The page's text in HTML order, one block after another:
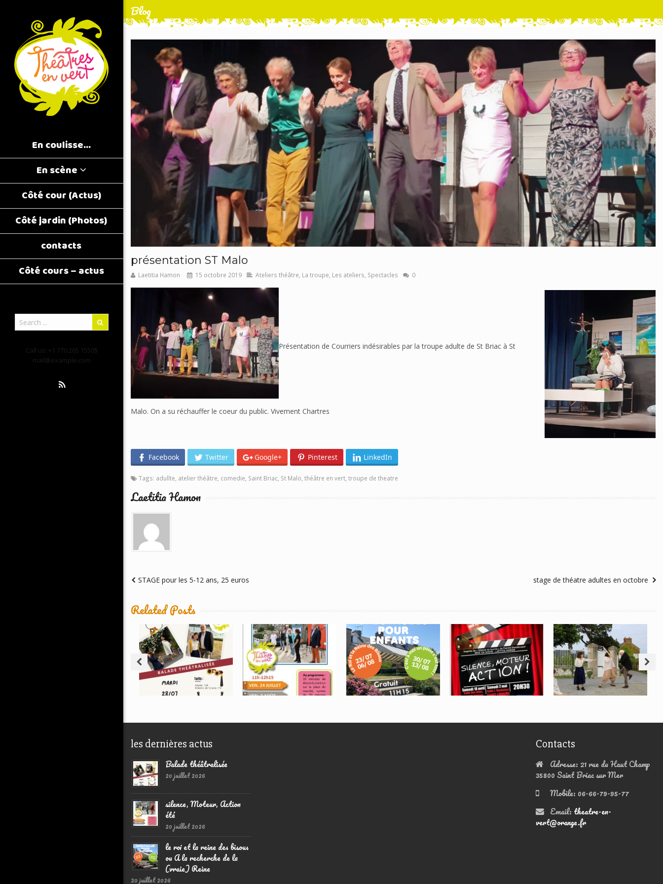
En coulisse…
En scène
Côté cour (Actus)
Côté jardin (Photos)
contacts
Côté cours – actus
Call us: +1 770 265 1550§
mail@example.com
Blog
présentation ST Malo
Laetitia Hamon 15 octobre 2019 Ateliers théâtre La troupe Les ateliers Spectacles 0
Présentation de Courriers indésirables par la troupe adulte de St Briac à St
Malo. On a su réchauffer le coeur du public. Vivement Chartres
Facebook Twitter Google+ Pinterest LinkedIn
Tags: adullte, atelier théâtre, comedie, Saint Briac, St Malo, théâtre en vert, troupe de theatre
Laetitia Hamon
STAGE pour les 5-12 ans, 25 euros stage de théatre adultes en octobre
Related Posts
Balade
Théâtralisée
Silence, Moteur,
Action Été
Le Roi Et La
Reine Des Bisous
Ou A La
Recherche De La
(vraie) Reine
Représentations
« Silence,
Moteur, Action »
Visite
Théâtralisée
Saint-Briac Le 12
AOUT 2025 19H
RESERVATIO
N OFFICE DU
DE DINARD
BILLETTERIE
les dernières actus
Balade théâtralisée
20 juillet 2026
silence, Moteur, Action
été
20 juillet 2026
le roi et la reine des bisous
ou A la recherche de la
(vraie) Reine
20 juillet 2026
Contacts
Adresse: 21 rue du Haut Champ
35800 Saint Briac sur Mer
Mobile: 06-66-79-95-77
Email: theatre-en-
vert@orange.fr